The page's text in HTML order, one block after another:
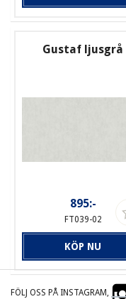
Gustaf ljusgrå
895:-
FT039-02
KÖP NU
FÖLJ OSS PÅ INSTAGRAM,